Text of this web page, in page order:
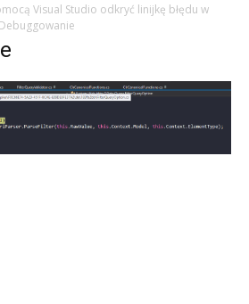
Visual Studio odkryć linijkę błędu w
Debuggowanie